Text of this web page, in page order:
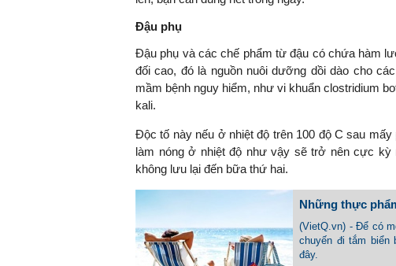
Đậu phụ
Đậu phụ và các chế phẩm từ đậu có chứa hàm
đối cao, đó là nguồn nuôi dưỡng dồi dào cho
mầm bệnh nguy hiểm, như vi khuẩn clostridium
kali.
Độc tố này nếu ở nhiệt độ trên 100 độ C sau
làm nóng ở nhiệt độ như vậy sẽ trở nên cực
không lưu lại đến bữa thứ hai.
Những thực
(VietQ.vn) - Để có
chuyến đi tắm biển
đây.